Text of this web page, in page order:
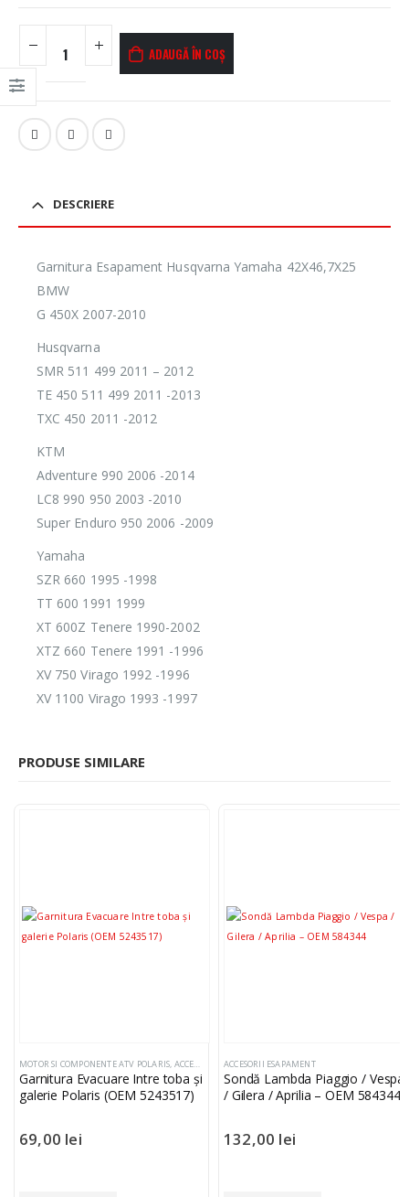
ADAUGĂ ÎN COȘ
DESCRIERE
Garnitura Esapament Husqvarna Yamaha 42X46,7X25
BMW
G 450X 2007-2010
Husqvarna
SMR 511 499 2011 – 2012
TE 450 511 499 2011 -2013
TXC 450 2011 -2012
KTM
Adventure 990 2006 -2014
LC8 990 950 2003 -2010
Super Enduro 950 2006 -2009
Yamaha
SZR 660 1995 -1998
TT 600 1991 1999
XT 600Z Tenere 1990-2002
XTZ 660 Tenere 1991 -1996
XV 750 Virago 1992 -1996
XV 1100 Virago 1993 -1997
PRODUSE SIMILARE
MOTOR SI COMPONENTE ATV POLARIS, ACCESORII ESAPAMENT
Garnitura Evacuare Intre toba și
galerie Polaris (OEM 5243517)
69,00 lei
ACCESORII ESAPAMENT
Sondă Lambda Piaggio / Vespa
/ Gilera / Aprilia – OEM 584344
132,00 lei